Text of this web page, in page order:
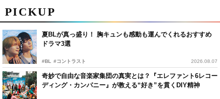
PICKUP
夏BLが真っ盛り！ 胸キュンも感動も運んでくれるおすすめ
ドラマ3選
#BL #コントラスト 2026.08.07
奇妙で自由な音楽家集団の真実とは？『エレファント6レコー
ディング・カンパニー』が教える“好き”を貫くDIY精神